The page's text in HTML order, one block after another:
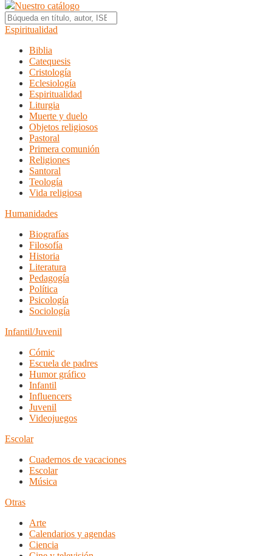
Nuestro catálogo
Espiritualidad
Biblia
Catequesis
Cristología
Eclesiología
Espiritualidad
Liturgia
Muerte y duelo
Objetos religiosos
Pastoral
Primera comunión
Religiones
Santoral
Teología
Vida religiosa
Humanidades
Biografías
Filosofía
Historia
Literatura
Pedagogía
Política
Psicología
Sociología
Infantil/Juvenil
Cómic
Escuela de padres
Humor gráfico
Infantil
Influencers
Juvenil
Videojuegos
Escolar
Cuadernos de vacaciones
Escolar
Música
Otras
Arte
Calendarios y agendas
Ciencia